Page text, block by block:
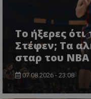
Το ήξερες
Στέφεν; Τα
σταρ του NBA
07.08.2026 - 23:08